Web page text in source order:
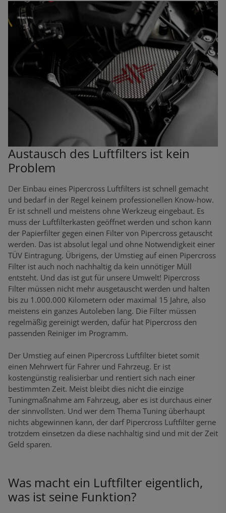
Austausch des Luftfilters ist kein
Problem
Der Einbau eines Pipercross Luftfilters ist schnell gemacht
und bedarf in der Regel keinem professionellen Know-how.
Er ist schnell und meistens ohne Werkzeug eingebaut. Es
muss der Luftfilterkasten geöffnet werden und schon kann
der Papierfilter gegen einen Filter von Pipercross getauscht
werden. Das ist absolut legal und ohne Notwendigkeit einer
TÜV Eintragung. Übrigens, der Umstieg auf einen Pipercross
Filter ist auch noch nachhaltig da kein unnötiger Müll
entsteht. Und das ist gut für unsere Umwelt! Pipercross
Filter müssen nicht mehr ausgetauscht werden und halten
bis zu 1.000.000 Kilometern oder maximal 15 Jahre, also
meistens ein ganzes Autoleben lang. Die Filter müssen
regelmäßig gereinigt werden, dafür hat Pipercross den
passenden Reiniger im Programm.
Der Umstieg auf einen Pipercross Luftfilter bietet somit
einen Mehrwert für Fahrer und Fahrzeug. Er ist
kostengünstig realisierbar und rentiert sich nach einer
bestimmten Zeit. Meist bleibt dies nicht die einzige
Tuningmaßnahme am Fahrzeug, aber es ist durchaus einer
der sinnvollsten. Und wer dem Thema Tuning überhaupt
nichts abgewinnen kann, der darf Pipercross Luftfilter gerne
trotzdem einsetzen da diese nachhaltig sind und mit der Zeit
Geld sparen.
Was macht ein Luftfilter eigentlich,
was ist seine Funktion?